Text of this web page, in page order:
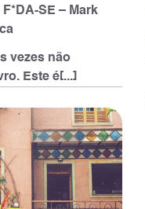
SE – Mark
vezes não
Este é[...]